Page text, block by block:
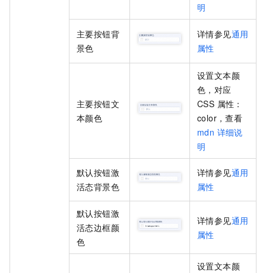
明
主要按钮背
景色
详情参见通用
属性
主要按钮文
本颜色
设置文本颜
色 ，对应
CSS 属性：
color ，查看
mdn 详细说
明
默认按钮激
活态背景色
详情参见通用
属性
默认按钮激
活态边框颜
色
详情参见通用
属性
设置文本颜